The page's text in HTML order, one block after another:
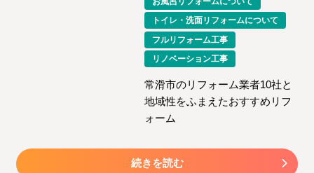
トイレ・洗面リフォームについて
フルリフォーム工事
リノベーション工事
常滑市のリフォーム業者10社と
地域性をふまえたおすすめリフ
ォーム
続きを読む